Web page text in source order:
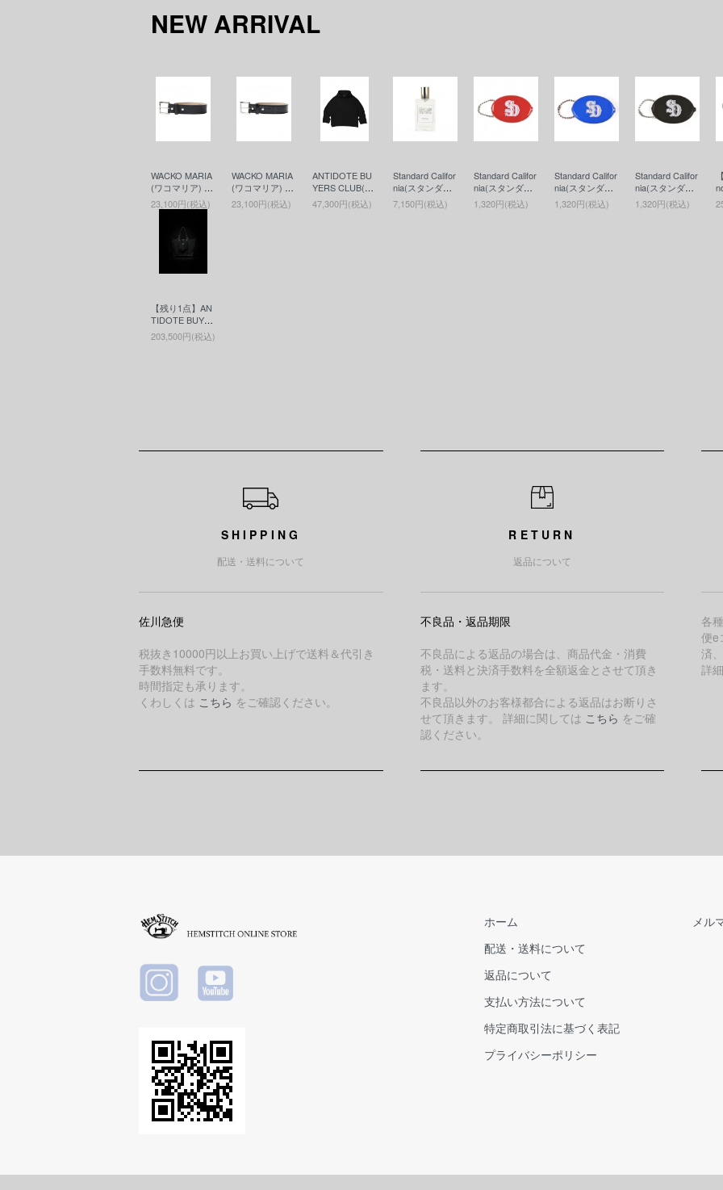
NEW ARRIVAL
WACKO MARIA
(ワコマリア) LE
ATHER BELT (
TYPE-2 ) (レザ
23,100円(税込)
WACKO MARIA
(ワコマリア) LE
ATHER BELT (
TYPE-1 ) (レザ
23,100円(税込)
ANTIDOTE BU
YERS CLUB(ア
ンチドートバイ
ヤーズクラブ) A
47,300円(税込)
Standard Califor
nia(スタンダー
ドカリフォルニ
ア) SD Fragran
7,150円(税込)
Standard Califor
nia(スタンダー
ドカリフォルニ
ア) SD Coin Ca
1,320円(税込)
Standard Califor
nia(スタンダー
ドカリフォルニ
ア) SD Coin Ca
1,320円(税込)
Standard Califor
nia(スタンダー
ドカリフォルニ
ア) SD Coin Ca
1,320円(税込)
(
【残り1点】AN
TIDOTE BUYE
RS CLUB(アン
チドートバイヤ
203,500円(税込)
SHIPPING
配送・送料について
佐川急便
税抜き10000円以上お買い上げで送料＆代引き
手数料無料です。
時間指定も承ります。
くわしくは こちら をご確認ください。
RETURN
返品について
不良品・返品期限
不良品による返品の場合は、商品代金・消費
税・送料と決済手数料を全額返金とさせて頂き
ます。
不良品以外のお客様都合による返品はお断りさ
せて頂きます。 詳細に関しては こちら をご確
認ください。
各
便e
済
詳
ホーム
配送・送料について
返品について
支払い方法について
特定商取引法に基づく表記
プライバシーポリシー
メル